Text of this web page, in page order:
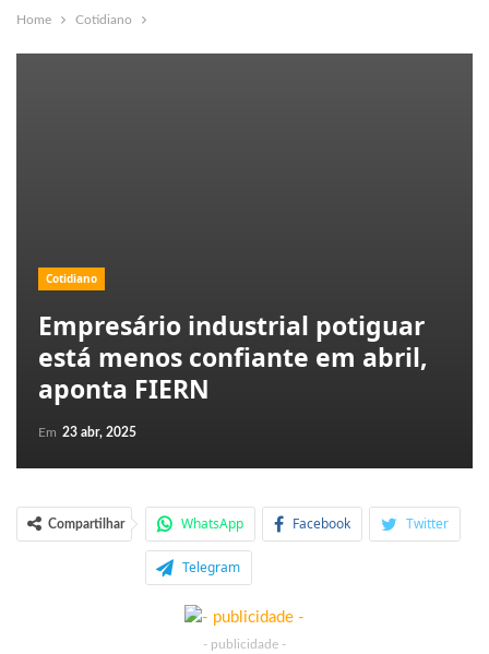
Home Cotidiano
Cotidiano
Empresário industrial potiguar
está menos confiante em abril,
aponta FIERN
Em 23 abr, 2025
Compartilhar WhatsApp Facebook Twitter
Telegram
- publicidade -